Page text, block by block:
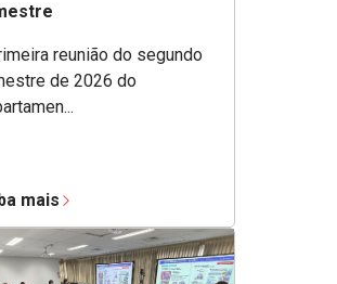
reunião do segundo
de 2026 do
mais